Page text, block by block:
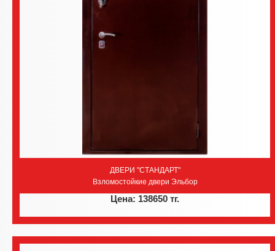
ДВЕРИ "СТАНДАРТ"
Взломостойкие двери Эльбор
Цена: 138650 тг.